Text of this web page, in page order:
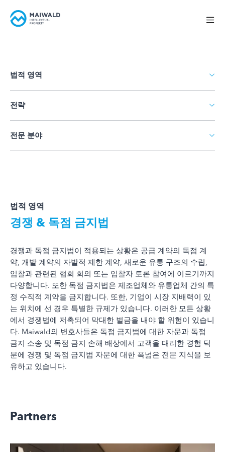
법적 영역
전략
전문 분야
법적 영역
경쟁 & 독점 금지법
경쟁과 독점 금지법이 적용되는 상황은 공급 계약의 독점 계
약, 개발 계약의 자발적 제한 계약, 새로운 유통 구조의 수립,
입찰과 관련된 협회 회의 또는 입찰자 토론 참여에 이르기까지
다양합니다. 또한 독점 금지법은 제조업체와 유통업체 간의 특
정 수직적 계약을 금지합니다. 또한, 기업이 시장 지배력이 있
는 위치에 선 경우 특별한 규제가 있습니다. 이러한 모든 상황
에서 경쟁법에 저촉되어 막대한 벌금을 내야 할 위험이 있습니
다. Maiwald의 변호사들은 독점 금지법에 대한 자문과 독점
금지 소송 및 독점 금지 손해 배상에서 고객을 대리한 경험 덕
분에 경쟁 및 독점 금지법 자문에 대한 폭넓은 전문 지식을 보
유하고 있습니다.
Partners